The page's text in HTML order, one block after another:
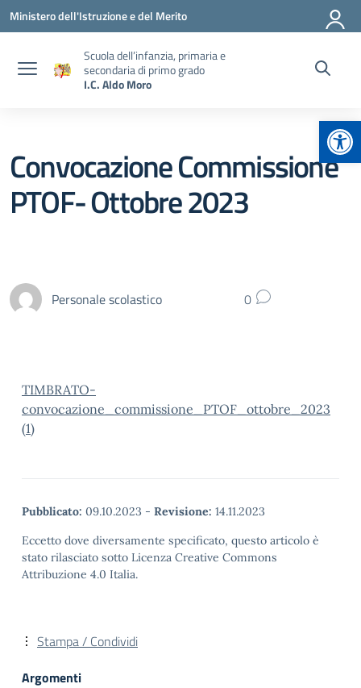
Vai ai contenuti
Vai al menu di navigazione
Vai al footer
Ministero dell'Istruzione e del Merito
Scuola dell’infanzia, primaria e
secondaria di primo grado
I.C. Aldo Moro
Convocazione Commissione
PTOF- Ottobre 2023
Personale scolastico 0
TIMBRATO-
convocazione_commissione_PTOF_ottobre_2023
(1)
Pubblicato: 09.10.2023 - Revisione: 14.11.2023
Eccetto dove diversamente specificato, questo articolo è
stato rilasciato sotto Licenza Creative Commons
Attribuzione 4.0 Italia.
Stampa / Condividi
Argomenti